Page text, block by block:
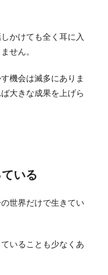
かけても全く耳に入
せん。
機会は滅多にありま
大きな成果を上げら
いる
世界だけで生きてい
いることも少なくあ